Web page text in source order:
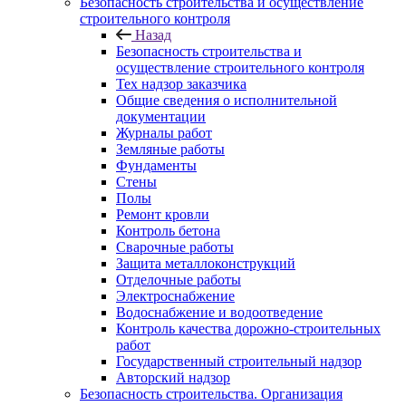
строительного контроля
Назад
Безопасность строительства и
осуществление строительного контроля
Тех надзор заказчика
Общие сведения о исполнительной
документации
Журналы работ
Земляные работы
Фундаменты
Стены
Полы
Ремонт кровли
Контроль бетона
Сварочные работы
Защита металлоконструкций
Отделочные работы
Электроснабжение
Водоснабжение и водоотведение
Контроль качества дорожно-строительных
работ
Государственный строительный надзор
Авторский надзор
Безопасность строительства. Организация